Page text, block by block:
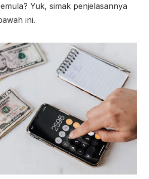
Yuk, simak penjelasannya
ini.